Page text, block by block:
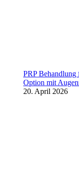
PRP Behandlung
Option mit
20. April 2026